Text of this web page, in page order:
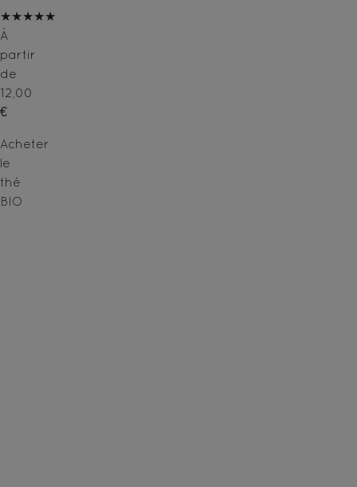
★★★★★
À
partir
de
12,00
€
Acheter
le
thé
BIO